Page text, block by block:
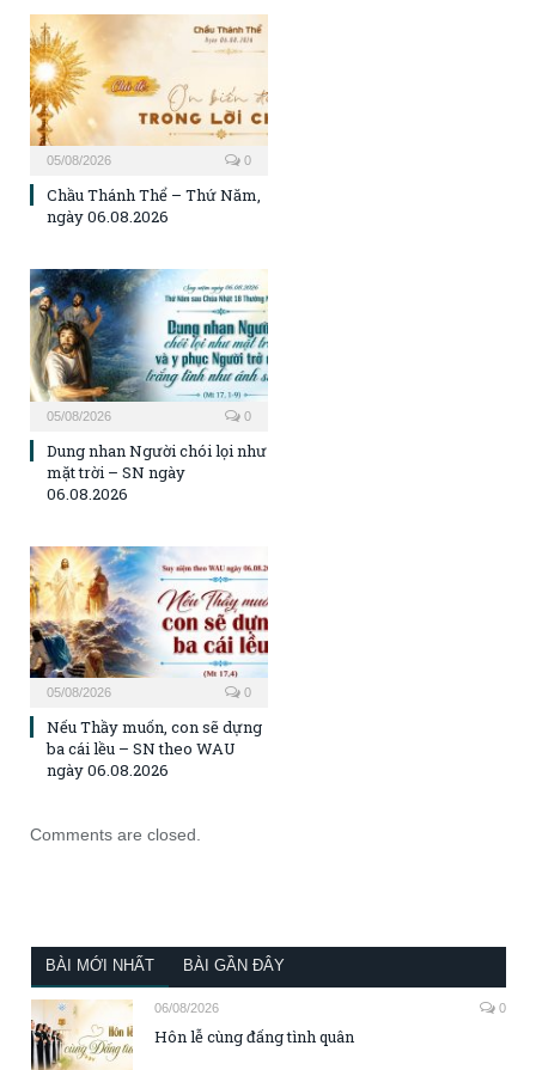
05/08/2026 0
Chầu Thánh Thể – Thứ Năm,
ngày 06.08.2026
05/08/2026 0
Dung nhan Người chói lọi như
mặt trời – SN ngày
06.08.2026
05/08/2026 0
Nếu Thầy muốn, con sẽ dựng
ba cái lều – SN theo WAU
ngày 06.08.2026
Comments are closed.
BÀI MỚI NHẤT BÀI GẦN ĐÂY
06/08/2026 0
Hôn lễ cùng đấng tình quân